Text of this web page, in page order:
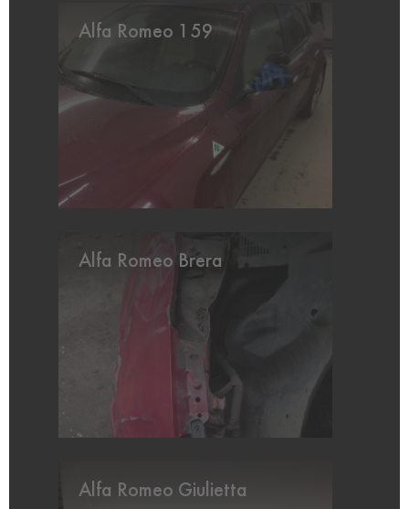
Alfa Romeo 159
Alfa Romeo Brera
Alfa Romeo Giulietta